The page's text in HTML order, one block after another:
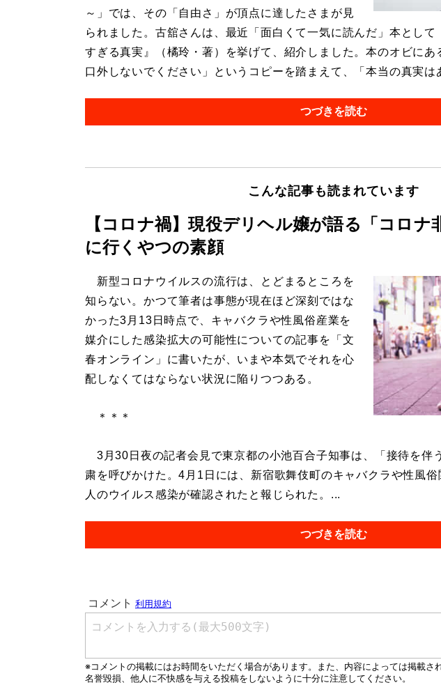
～」では、その「自由さ」が頂点に達したさまが見
られました。古舘さんは、最近「面白くて一気に読んだ」本とし
すぎる真実』（橘玲・著）を挙げて、紹介しました。本のオビにあ
口外しないでください」というコピーを踏まえて、「本当の真実は
つづきを読む
こんな記事も読まれています
【コロナ禍】現役デリヘル嬢が語る「コロナ
に行くやつの素顔
新型コロナウイルスの流行は、とどまるところを
知らない。かつて筆者は事態が現在ほど深刻ではな
かった3月13日時点で、キャバクラや性風俗産業を
媒介にした感染拡大の可能性についての記事を「文
春オンライン」に書いたが、いまや本気でそれを心
配しなくてはならない状況に陥りつつある。
＊＊＊
3月30日夜の記者会見で東京都の小池百合子知事は、「接待を伴
粛を呼びかけた。4月1日には、新宿歌舞伎町のキャバクラや性風
人のウイルス感染が確認されたと報じられた。...
つづきを読む